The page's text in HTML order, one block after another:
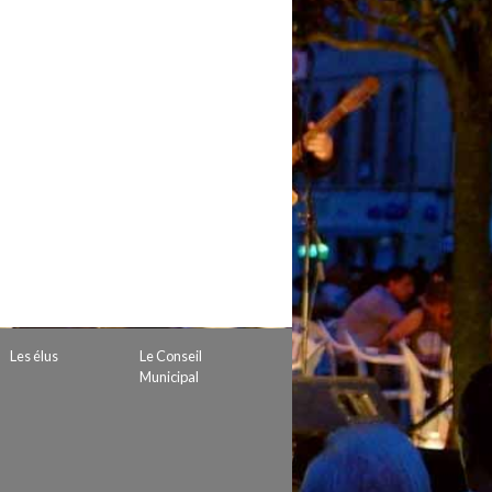
Les élus
Le Conseil
Municipal